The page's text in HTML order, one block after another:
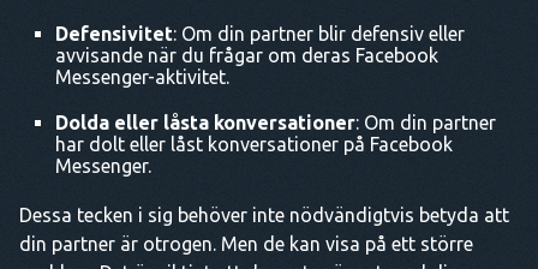
Defensivitet: Om din partner blir defensiv eller
avvisande när du frågar om deras Facebook
Messenger-aktivitet.
Dolda eller låsta konversationer: Om din partner
har dolt eller låst konversationer på Facebook
Messenger.
Dessa tecken i sig behöver inte nödvändigtvis betyda att
din partner är otrogen. Men de kan visa på ett större